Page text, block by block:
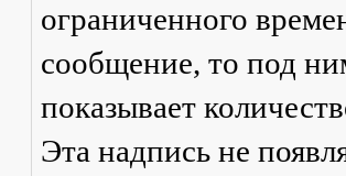
ограниченного
сообщение, то под
показывает
Эта надпись не